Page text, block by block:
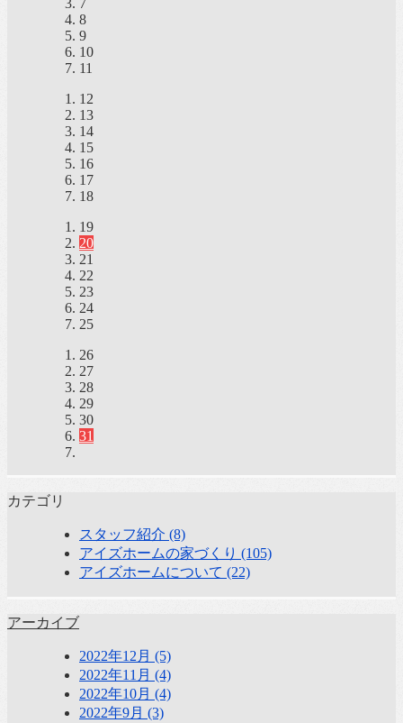
7
8
9
10
11
12
13
14
15
16
17
18
19
20
21
22
23
24
25
26
27
28
29
30
31
カテゴリ
スタッフ紹介 (8)
アイズホームの家づくり (105)
アイズホームについて (22)
アーカイブ
2022年12月 (5)
2022年11月 (4)
2022年10月 (4)
2022年9月 (3)